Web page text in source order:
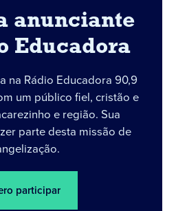
anunciante
Educadora
na Rádio Educadora 90,9
um público fiel, cristão e
e região. Sua
parte desta missão de
participar